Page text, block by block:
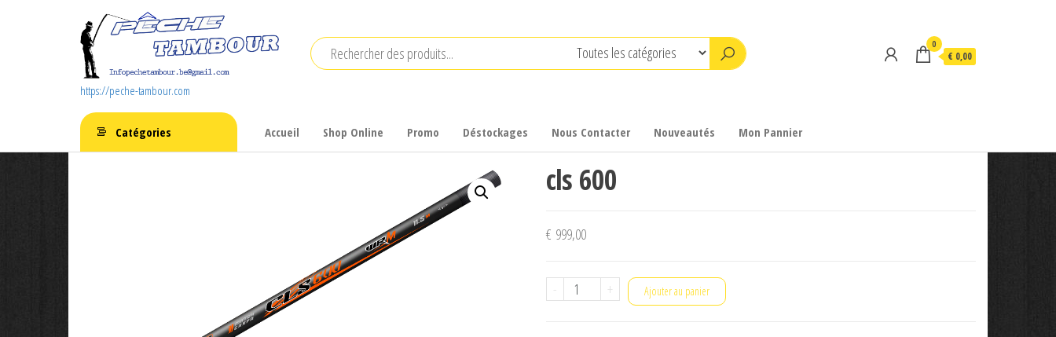
https://peche-tambour.com
0
€ 0,00
Catégories Accueil Shop Online Promo Déstockages Nous Contacter Nouveautés Mon Pannier
cls 600
€ 999,00
-
quantité
+ Ajouter au panier